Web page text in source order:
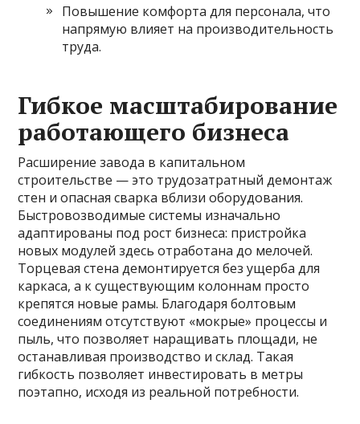
Повышение комфорта для персонала, что
напрямую влияет на производительность
труда.
Гибкое масштабирование
работающего бизнеса
Расширение завода в капитальном
строительстве — это трудозатратный демонтаж
стен и опасная сварка вблизи оборудования.
Быстровозводимые системы изначально
адаптированы под рост бизнеса: пристройка
новых модулей здесь отработана до мелочей.
Торцевая стена демонтируется без ущерба для
каркаса, а к существующим колоннам просто
крепятся новые рамы. Благодаря болтовым
соединениям отсутствуют «мокрые» процессы и
пыль, что позволяет наращивать площади, не
останавливая производство и склад. Такая
гибкость позволяет инвестировать в метры
поэтапно, исходя из реальной потребности.